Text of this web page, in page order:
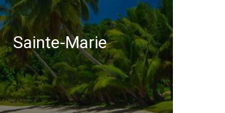
Sainte-Marie